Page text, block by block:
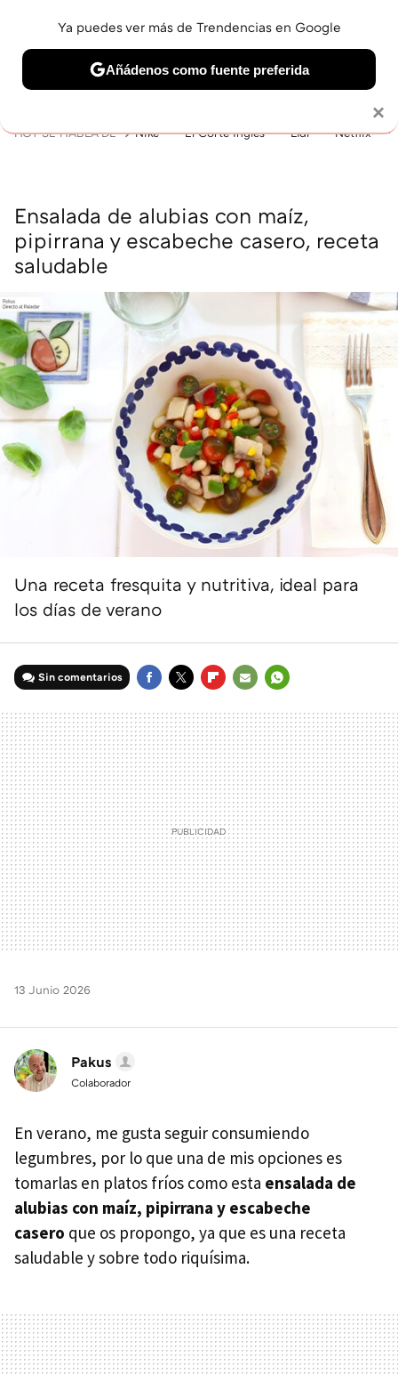
BELLEZA SHOPPING VIAJES GASTRO SNEAKERS
HOY SE HABLA DE Nike El Corte Inglés Lidl Netflix
Ensalada de alubias con maíz,
pipirrana y escabeche casero, receta
saludable
Una receta fresquita y nutritiva, ideal para
los días de verano
Sin comentarios
MAIL
13 Junio 2026
Pakus
Colaborador
En verano, me gusta seguir consumiendo
legumbres, por lo que una de mis opciones es
tomarlas en platos fríos como esta ensalada de
alubias con maíz, pipirrana y escabeche
casero que os propongo, ya que es una receta
saludable y sobre todo riquísima.
×
Ya puedes ver más de Trendencias en Google
Añádenos como fuente preferida